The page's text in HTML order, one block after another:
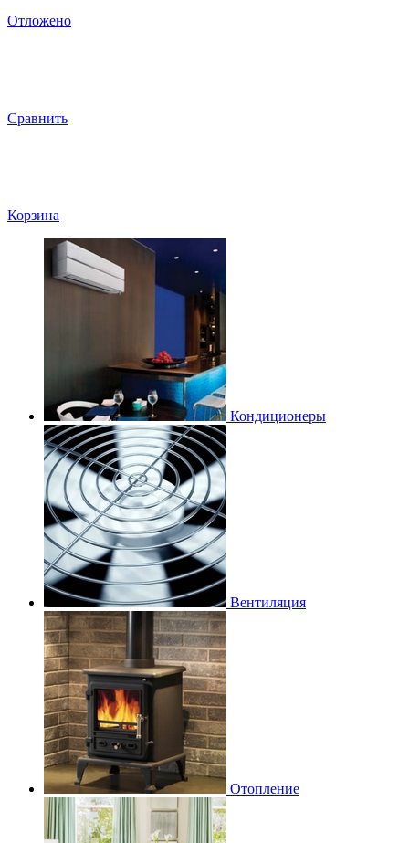
Отложено
Сравнить
Корзина
Кондиционеры
Вентиляция
Отопление